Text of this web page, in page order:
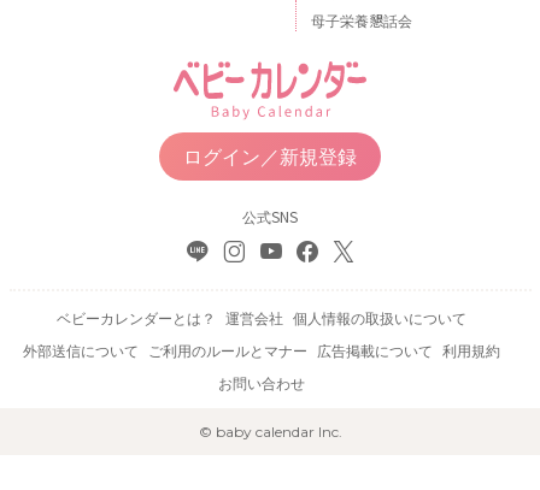
母子栄養懇話会
ログイン／新規登録
公式SNS
ベビーカレンダーとは？ 運営会社 個人情報の取扱いについて
外部送信について
ご利用のルールとマナー 広告掲載について 利用規約
お問い合わせ
© baby calendar Inc.